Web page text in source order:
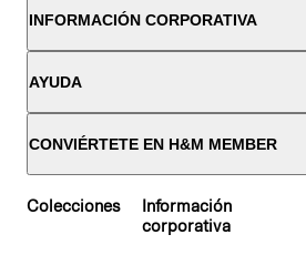
INFORMACIÓN CORPORATIVA
AYUDA
CONVIÉRTETE EN H&M MEMBER
Colecciones
Información
corporativa